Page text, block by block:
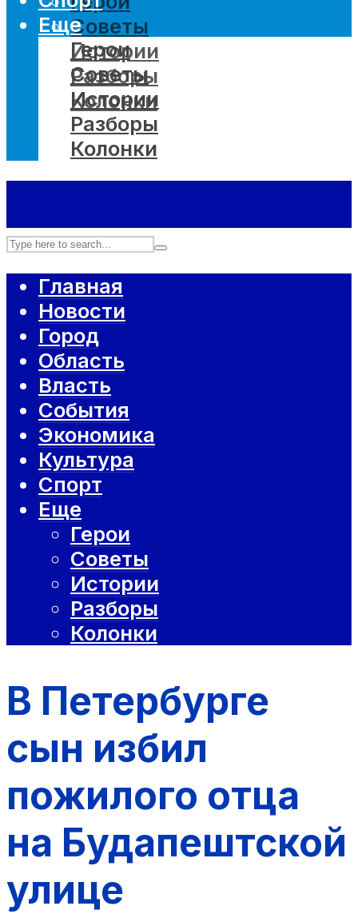
Советы
Истории
Разборы
Колонки
Еще
Герои
Советы
Истории
Разборы
Колонки
Главная
Новости
Город
Область
Власть
События
Экономика
Культура
Спорт
Еще
Герои
Советы
Истории
Разборы
Колонки
В Петербурге
сын избил
пожилого отца
на Будапештской
улице